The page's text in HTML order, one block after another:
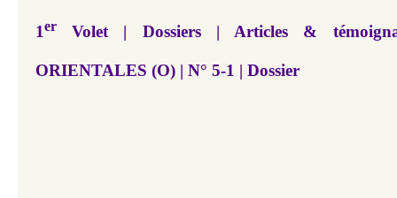
1er Volet | Dossiers | Articles &
ORIENTALES (O) | N° 5-1 | Dossier